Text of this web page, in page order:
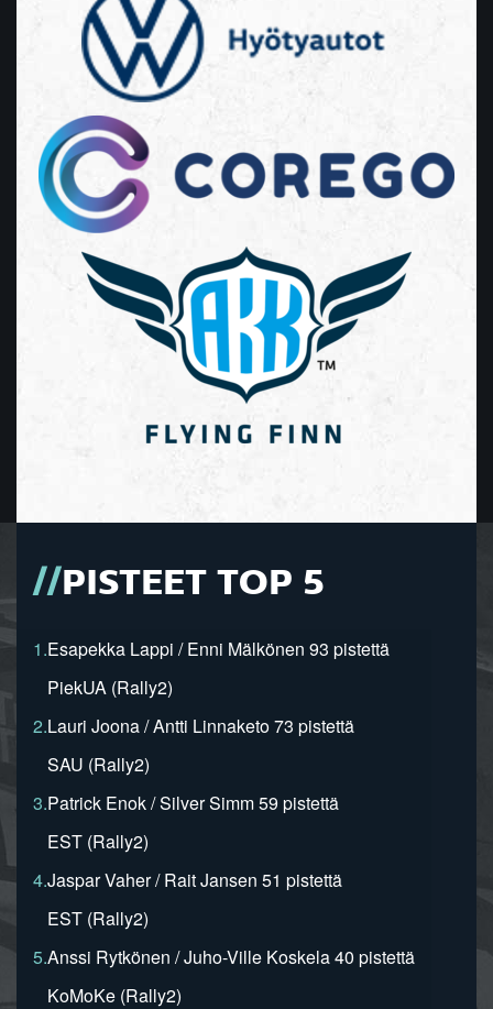
PISTEET TOP 5
1.Esapekka Lappi / Enni Mälkönen 93 pistettä
PiekUA (Rally2)
2.Lauri Joona / Antti Linnaketo 73 pistettä
SAU (Rally2)
3.Patrick Enok / Silver Simm 59 pistettä
EST (Rally2)
4.Jaspar Vaher / Rait Jansen 51 pistettä
EST (Rally2)
5.Anssi Rytkönen / Juho-Ville Koskela 40 pistettä
KoMoKe (Rally2)